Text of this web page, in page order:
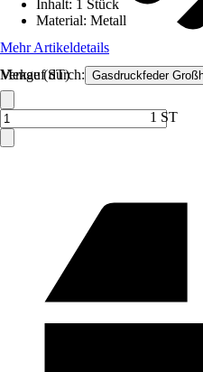
Verkauf durch: Gasdruckfeder
Inhalt: 1 Stück
Material: Metall
Mehr Artikeldetails
Menge (ST)
1 ST